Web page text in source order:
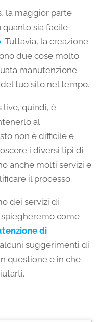
la maggior parte
sia facile
. Tuttavia, la creazione
due cose molto
manutenzione
tuo sito nel tempo.
live, quindi, è
al
non è difficile e
i diversi tipi di
anche molti servizi e
il processo.
dei servizi di
come
di
suggerimenti di
questione e in che